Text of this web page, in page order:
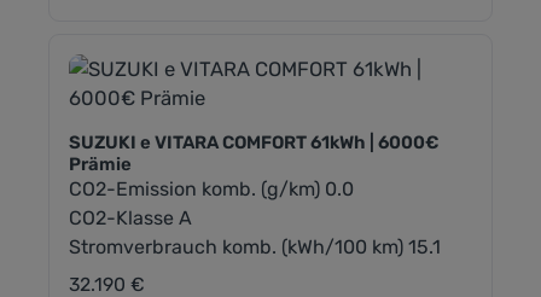
SUZUKI e VITARA COMFORT 61kWh | 6000€
Prämie
CO2-Emission komb. (g/km) 0.0
CO2-Klasse A
Stromverbrauch komb. (kWh/100 km) 15.1
Regulärer Preis:
32.190 €